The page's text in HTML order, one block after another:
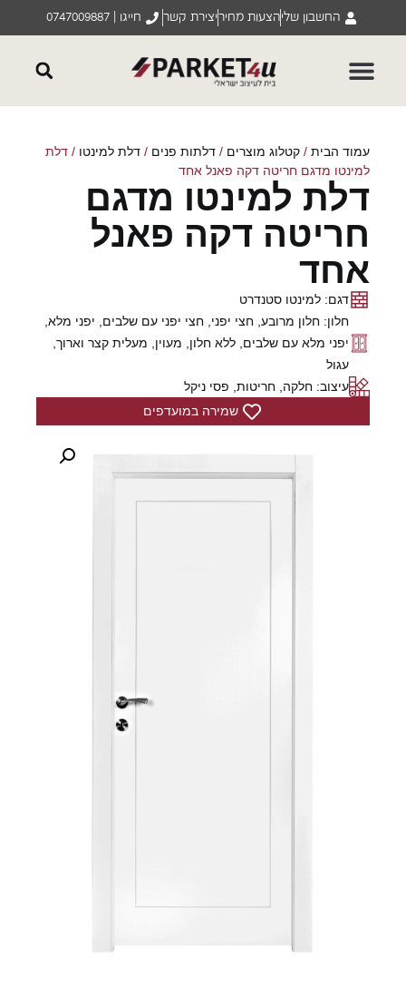
החשבון שליהצעות מחיריצירת קשר חייגו | 0747009887
עמוד הבית/קטלוג מוצרים/דלתות פנים/ דלת למינטו / דלת
למינטו מדגם חריטה דקה פאנל אחד
דלת למינטו מדגם
חריטה דקה פאנל
אחד
דגם: למינטו סטנדרט
חלון: חלון מרובע, חצי יפני, חצי יפני עם שלבים, יפני מלא,
יפני מלא עם שלבים, ללא חלון, מעוין, מעלית קצר וארוך,
עיצוב: חלקה, חריטות, פסי ניקל
שמירה במועדפים